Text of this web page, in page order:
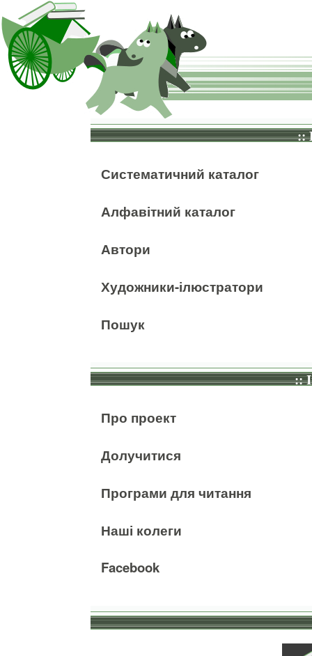
::
Систематичний каталог
Алфавітний каталог
Автори
Художники-ілюстратори
Пошук
::
Про проект
Долучитися
Програми для читання
Наші колеги
Facebook